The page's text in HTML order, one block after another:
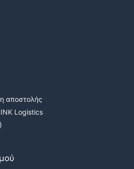
αποστολής
Logistics